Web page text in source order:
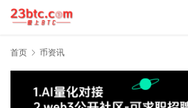
首页 币资讯